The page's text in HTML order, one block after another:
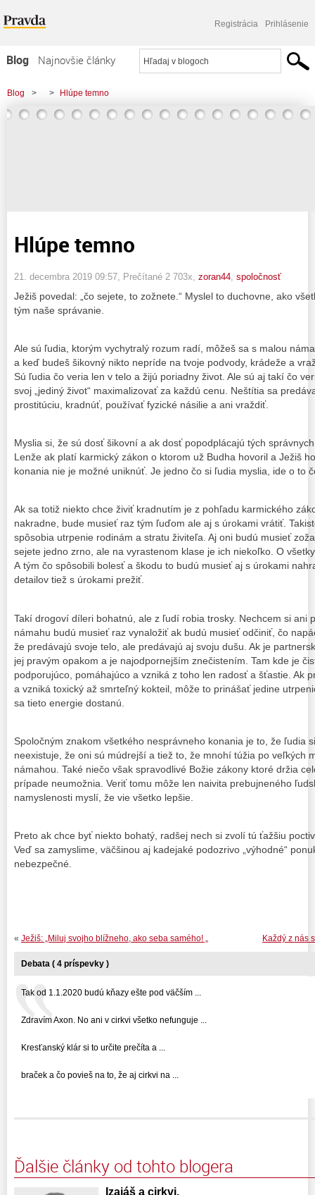
Registrácia Prihlásenie
Blog
Najnovšie články
Najčítanejšie články
Najkomentovanejšie články
Blog > > Hlúpe temno
Hlúpe temno
21. decembra 2019 09:57 , Prečítané 2 703x, zoran44 spoločnosť
Ježiš povedal: „čo sejete, to zožnete.“ Myslel to duchovne, ako
tým naše správanie.
Ale sú ľudia, ktorým vychytralý rozum radí, môžeš sa s malou
a keď budeš šikovný nikto nepríde na tvoje podvody, krádeže a
Sú ľudia čo veria len v telo a žijú poriadny život. Ale sú aj takí čo
svoj „jediný život“ maximalizovať za každú cenu. Neštítia sa
prostitúciu, kradnúť, používať fyzické násilie a ani vraždiť.
Myslia si, že sú dosť šikovní a ak dosť popodplácajú tých
Lenže ak platí karmický zákon o ktorom už Budha hovoril a Ježiš
konania nie je možné uniknúť. Je jedno čo si ľudia myslia, ide o to
Ak sa totiž niekto chce živiť kradnutím je z pohľadu karmického
nakradne, bude musieť raz tým ľuďom ale aj s úrokami vrátiť.
spôsobia utrpenie rodinám a stratu živiteľa. Aj oni budú musieť
sejete jedno zrno, ale na vyrastenom klase je ich niekoľko. O
A tým čo spôsobili bolesť a škodu to budú musieť aj s úrokami
detailov tiež s úrokami prežiť.
Takí drogoví díleri bohatnú, ale z ľudí robia trosky. Nechcem si ani
námahu budú musieť raz vynaložiť ak budú musieť odčiniť, čo
že predávajú svoje telo, ale predávajú aj svoju dušu. Ak je
jej pravým opakom a je najodpornejším znečistením. Tam kde je
podporujúco, pomáhajúco a vzniká z toho len radosť a šťastie. Ak
a vzniká toxický až smrteľný kokteil, môže to prinášať jedine
sa tieto energie dostanú.
Spoločným znakom všetkého nesprávneho konania je to, že ľudia
neexistuje, že oni sú múdrejší a tiež to, že mnohí túžia po veľkých
námahou. Také niečo však spravodlivé Božie zákony ktoré držia
prípade neumožnia. Veriť tomu môže len naivita prebujneného
namyslenosti myslí, že vie všetko lepšie.
Preto ak chce byť niekto bohatý, radšej nech si zvolí tú ťažšiu
Veď sa zamyslime, väčšinou aj kadejaké podozrivo „výhodné“
nebezpečné.
Každý z nás
« Ježiš: „Miluj svojho blížneho, ako seba samého! „
Debata ( 4 príspevky )
Tak od 1.1.2020 budú kňazy ešte pod väčším ...
Zdravím Axon. No ani v cirkvi všetko nefunguje ...
Kresťanský klár si to určite prečíta a ...
braček a čo povieš na to, že aj cirkvi na ...
Ďalšie články od tohto blogera
Izaiáš a cirkvi.